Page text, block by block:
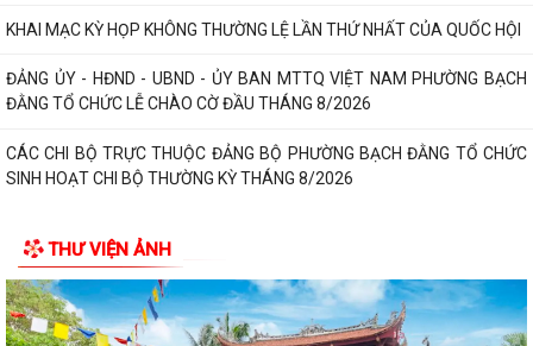
KHAI MẠC KỲ HỌP KHÔNG THƯỜNG LỆ LẦN THỨ NHẤT CỦA QUỐC HỘI
ĐẢNG ỦY - HĐND - UBND - ỦY BAN MTTQ VIỆT NAM PHƯỜNG BẠCH
ĐẰNG TỔ CHỨC LỄ CHÀO CỜ ĐẦU THÁNG 8/2026
CÁC CHI BỘ TRỰC THUỘC ĐẢNG BỘ PHƯỜNG BẠCH ĐẰNG TỔ CHỨC
SINH HOẠT CHI BỘ THƯỜNG KỲ THÁNG 8/2026
TRÊN ĐỊA BÀN THÀNH PHỐ HẢI PHÒNG
THÔNG BÁO Về việc đăng ký đội tuyển tham gia Giải Cầu lông Thiếu
niên, Nhi đồng thành phố Hải...
THƯ VIỆN ẢNH